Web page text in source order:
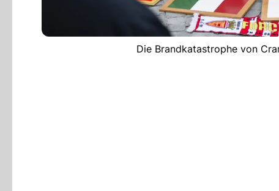
Die Brandkatastrophe von